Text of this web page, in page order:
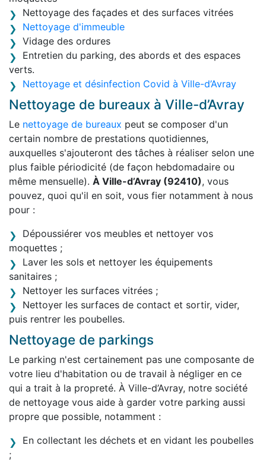
Nettoyage des façades et des surfaces vitrées
Nettoyage d'immeuble
Vidage des ordures
Entretien du parking, des abords et des espaces
verts.
Nettoyage et désinfection Covid à Ville-d’Avray
Nettoyage de bureaux à Ville-d’Avray
Le nettoyage de bureaux peut se composer d'un
certain nombre de prestations quotidiennes,
auxquelles s'ajouteront des tâches à réaliser selon une
plus faible périodicité (de façon hebdomadaire ou
même mensuelle). À Ville-d’Avray (92410), vous
pouvez, quoi qu'il en soit, vous fier notamment à nous
pour :
Dépoussiérer vos meubles et nettoyer vos
moquettes ;
Laver les sols et nettoyer les équipements
sanitaires ;
Nettoyer les surfaces vitrées ;
Nettoyer les surfaces de contact et sortir, vider,
puis rentrer les poubelles.
Nettoyage de parkings
Le parking n'est certainement pas une composante de
votre lieu d'habitation ou de travail à négliger en ce
qui a trait à la propreté. À Ville-d’Avray, notre société
de nettoyage vous aide à garder votre parking aussi
propre que possible, notamment :
En collectant les déchets et en vidant les poubelles
;